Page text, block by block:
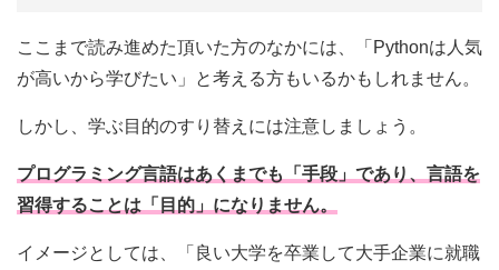
ここまで読み進めた頂いた方のなかには、「Pythonは人気
が高いから学びたい」と考える方もいるかもしれません。
しかし、学ぶ目的のすり替えには注意しましょう。
プログラミング言語はあくまでも「手段」であり、言語を
習得することは「目的」になりません。
イメージとしては、「良い大学を卒業して大手企業に就職